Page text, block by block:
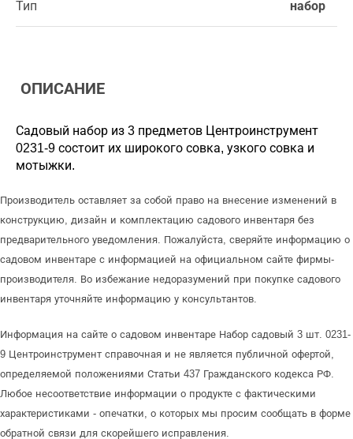
Тип набор
ОПИСАНИЕ
Садовый набор из 3 предметов Центроинструмент
0231-9 состоит их широкого совка, узкого совка и
мотыжки.
Производитель оставляет за собой право на внесение изменений в
конструкцию, дизайн и комплектацию садового инвентаря без
предварительного уведомления. Пожалуйста, сверяйте информацию о
садовом инвентаре с информацией на официальном сайте фирмы-
производителя. Во избежание недоразумений при покупке садового
инвентаря уточняйте информацию у консультантов.
Информация на сайте о садовом инвентаре Набор садовый 3 шт. 0231-
9 Центроинструмент справочная и не является публичной офертой,
определяемой положениями Статьи 437 Гражданского кодекса РФ.
Любое несоответствие информации о продукте с фактическими
характеристиками - опечатки, о которых мы просим сообщать в форме
обратной связи для скорейшего исправления.